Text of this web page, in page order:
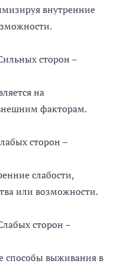
внутренние
сторон –
на
факторам.
сторон –
слабости,
или возможности.
сторон –
способы выживания в